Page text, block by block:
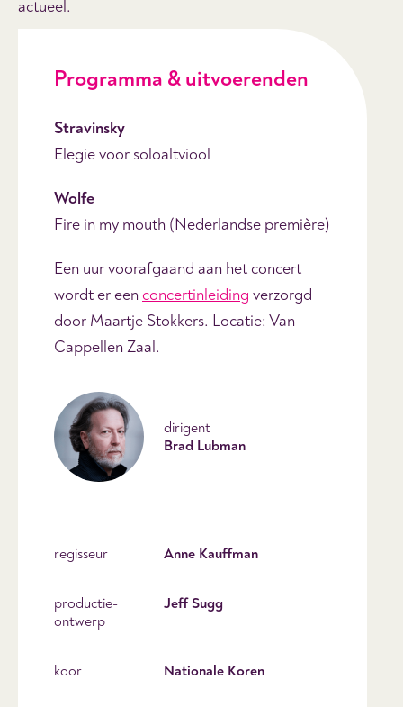
actueel.
Programma & uitvoerenden
Stravinsky
Elegie voor soloaltviool
Wolfe
Fire in my mouth (Nederlandse première)
Een uur voorafgaand aan het concert
wordt er een concertinleiding verzorgd
door Maartje Stokkers. Locatie: Van
Cappellen Zaal.
dirigent
Brad Lubman
regisseur Anne Kauffman
productie-
ontwerp
Jeff Sugg
koor Nationale Koren